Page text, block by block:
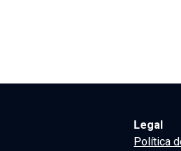
Legal
Política